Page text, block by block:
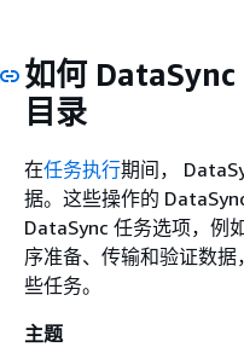
如何 DataSync
目录
在任务执行期间，
据。这些操作的
DataSync 任务选项，例
序准备、传输和验证数
些任务。
主题